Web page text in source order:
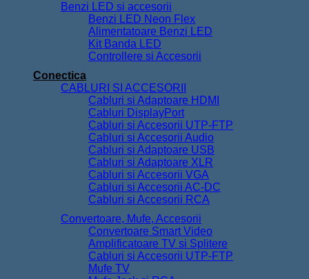
Benzi LED si accesorii
Benzi LED Neon Flex
Alimentatoare Benzi LED
Kit Banda LED
Controllere si Accesorii
Conectica
CABLURI SI ACCESORII
Cabluri si Adaptoare HDMI
Cabluri DisplayPort
Cabluri si Accesorii UTP-FTP
Cabluri si Accesorii Audio
Cabluri si Adaptoare USB
Cabluri si Adaptoare XLR
Cabluri si Accesorii VGA
Cabluri si Accesorii AC-DC
Cabluri si Accesorii RCA
Convertoare, Mufe, Accesorii
Convertoare Smart Video
Amplificatoare TV si Splitere
Cabluri si Accesorii UTP-FTP
Mufe TV